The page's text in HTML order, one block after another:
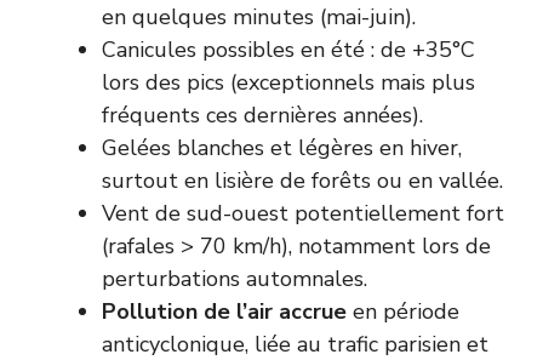
en quelques minutes (mai-juin).
Canicules possibles en été : de +35°C
lors des pics (exceptionnels mais plus
fréquents ces dernières années).
Gelées blanches et légères en hiver,
surtout en lisière de forêts ou en vallée.
Vent de sud-ouest potentiellement fort
(rafales > 70 km/h), notamment lors de
perturbations automnales.
Pollution de l’air accrue en période
anticyclonique, liée au trafic parisien et